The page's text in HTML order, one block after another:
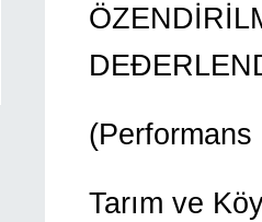
(Performans
Tarım ve